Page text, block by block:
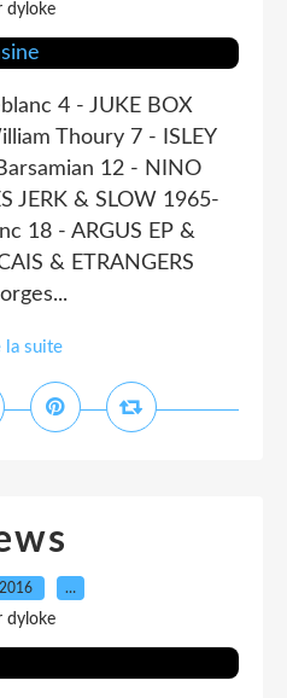
dyloke
4 - JUKE BOX
Thoury 7 - ISLEY
12 - NINO
JERK & SLOW 1965-
18 - ARGUS EP &
& ETRANGERS
la suite
…
dyloke